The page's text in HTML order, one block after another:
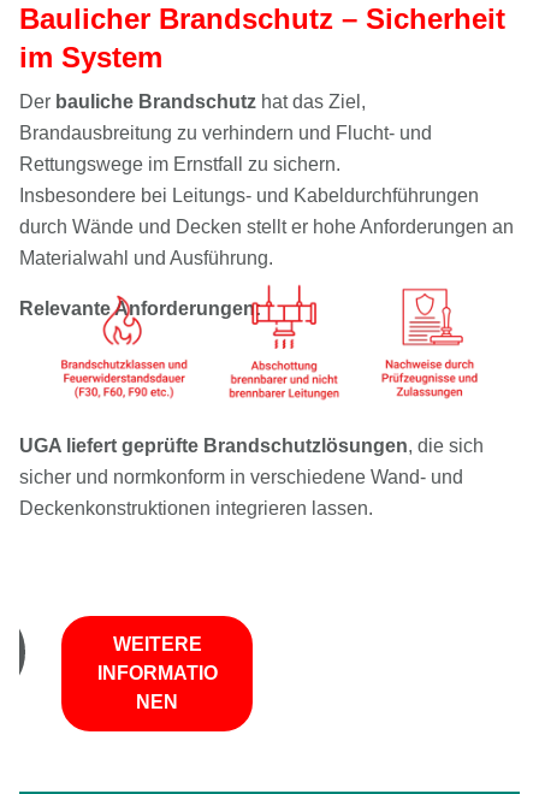
Baulicher Brandschutz – Sicherheit
im System
Der bauliche Brandschutz hat das Ziel,
Brandausbreitung zu verhindern und Flucht- und
Rettungswege im Ernstfall zu sichern.
Insbesondere bei Leitungs- und Kabeldurchführungen
durch Wände und Decken stellt er hohe Anforderungen an
Materialwahl und Ausführung.
Relevante Anforderungen:
UGA liefert geprüfte Brandschutzlösungen, die sich
sicher und normkonform in verschiedene Wand- und
Deckenkonstruktionen integrieren lassen.
WEITERE
INFORMATIO
NEN